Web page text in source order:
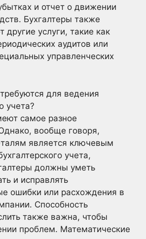
и отчет о движении
Бухгалтеры также
другие услуги, такие как
аудитов или
управленческих
для ведения
учета?
самое разное
вообще говоря,
является ключевым
учета,
должны уметь
и исправлять
ошибки или расхождения в
Способность
также важна, чтобы
проблем. Математические